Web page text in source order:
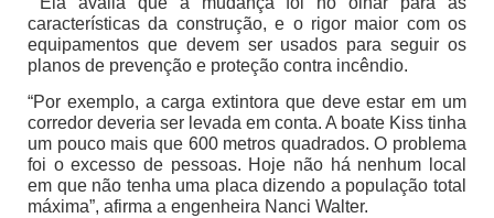
características da construção, e o rigor maior com os
equipamentos que devem ser usados para seguir os
planos de prevenção e proteção contra incêndio.
“Por exemplo, a carga extintora que deve estar em um
corredor deveria ser levada em conta. A boate Kiss tinha
um pouco mais que 600 metros quadrados. O problema
foi o excesso de pessoas. Hoje não há nenhum local
em que não tenha uma placa dizendo a população total
máxima”, afirma a engenheira Nanci Walter.